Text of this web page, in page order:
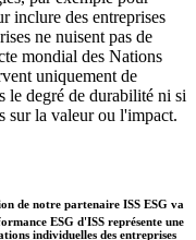
inclure des entreprises
ne nuisent pas de
mondial des Nations
uniquement de
le degré de durabilité ni si
sur la valeur ou l'impact.
de notre partenaire ISS ESG va
ESG d'ISS représente une
individuelles des entreprises